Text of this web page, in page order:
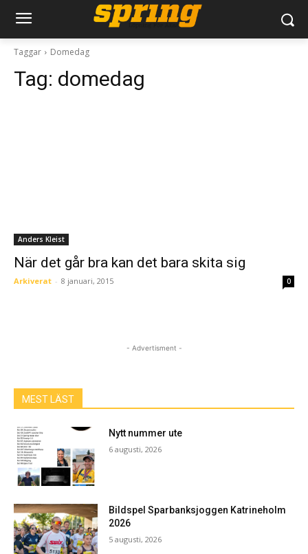
Taggar Domedag
Tag: domedag
Anders Kleist
När det går bra kan det bara skita sig
Arkiverat - 8 januari, 2015 0
- Advertisment -
MEST LÄST
Nytt nummer ute
6 augusti, 2026
Bildspel Sparbanksjoggen Katrineholm
2026
5 augusti, 2026